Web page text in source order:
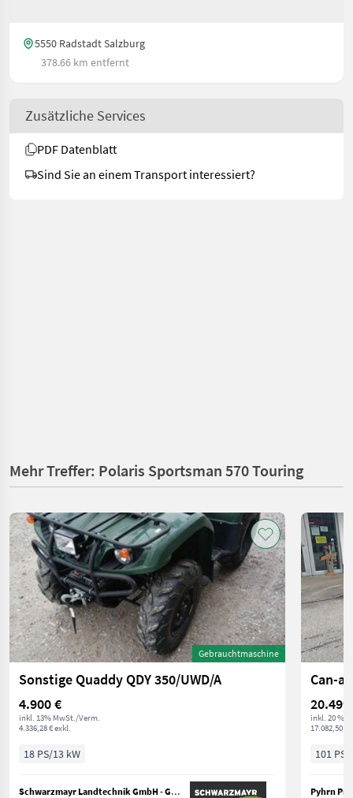
5550 Radstadt Salzburg
378.66 km entfernt
Zusätzliche Services
PDF Datenblatt
Sind Sie an einem Transport interessiert?
Mehr Treffer: Polaris Sportsman 570 Touring
Gebrauchtmaschine
Sonstige Quaddy QDY 350/UWD/A
4.900 €
inkl. 13% MwSt./Verm.
4.336,28 € exkl.
18 PS/13 kW
Schwarzmayr Landtechnik GmbH - Gampern
Can-
20.499
inkl. 20 %
17.082,50 €
101 PS/
Pyhrn